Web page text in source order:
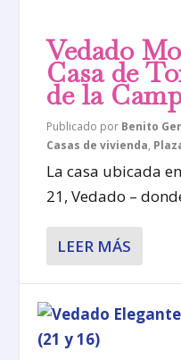
Vedado
Casa de
de la
Publicado por Benito
Casas de vivienda,
La casa ubicada
21, Vedado –
LEER MÁS